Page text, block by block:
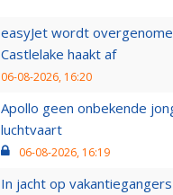
easyJet wordt
Castlelake haakt af
06-08-2026, 16:20
Apollo geen onbekende
luchtvaart
06-08-2026, 16:19
In jacht op